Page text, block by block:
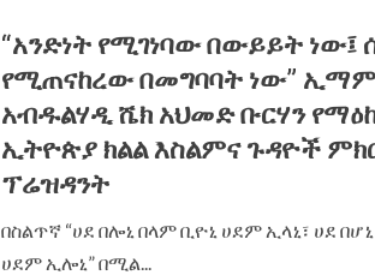
“አንድነት የሚገነባው በውይይት ነው፤
የሚጠናከረው በመግባባት ነው”
አብዱልሃዲ ሼክ አህመድ ቡርሃን
ኢትዮጵያ ክልል እስልምና ጉዳዮች
ፕሬዝዳንት
በስልጥኛ “ሀደ በሎኒ በላም ቢዮኒ ሀደም ኢላኒ፣ ሀደ
ሀደም ኢሎኒ” በሚል...